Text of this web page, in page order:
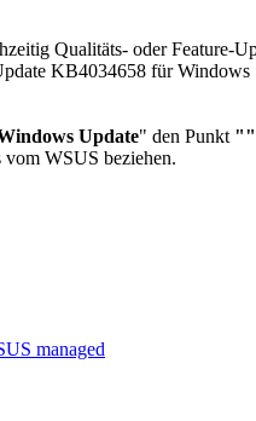
Qualitäts- oder Feature-
KB4034658 für
Update" den Punkt
WSUS beziehen.
managed